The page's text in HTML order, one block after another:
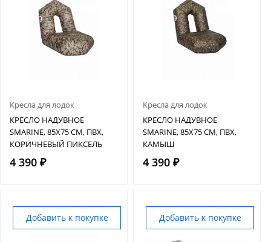
Кресла для лодок
КРЕСЛО НАДУВНОЕ
SMARINE, 85Х75 СМ, ПВХ,
КОРИЧНЕВЫЙ ПИКСЕЛЬ
4 390 ₽
Кресла для лодок
КРЕСЛО НАДУВНОЕ
SMARINE, 85Х75 СМ, ПВХ,
КАМЫШ
4 390 ₽
Добавить к покупке Добавить к покупке